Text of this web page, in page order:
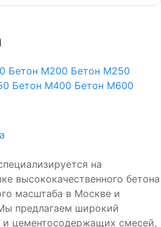
Бетон М200 Бетон М250
Бетон М400 Бетон М600
на
высококачественного бетона
масштаба в Москве и
предлагаем широкий
и цементосодержащих смесей,